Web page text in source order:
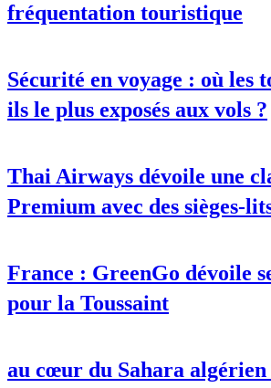
fréquentation touristique
Sécurité en voyage : où les
ils le plus exposés aux vols ?
Thai Airways dévoile une
Premium avec des sièges-
France : GreenGo dévoile
pour la Toussaint
au cœur du Sahara algérien